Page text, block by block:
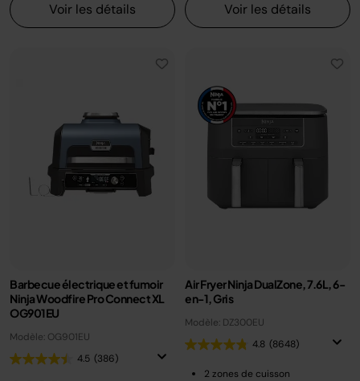
Voir les détails
Voir les détails
Barbecue électrique et fumoir
Ninja Woodfire Pro Connect XL
OG901EU
Modèle: OG901EU
4.5 (386)
Air Fryer Ninja DualZone, 7.6L, 6-
en-1, Gris
Modèle: DZ300EU
4.8 (8648)
2 zones de cuisson